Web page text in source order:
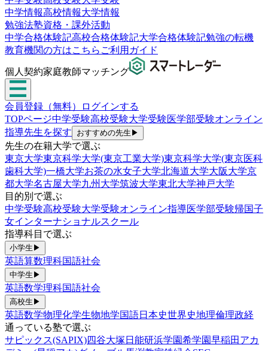
中学情報高校情報大学情報
勉強法塾資格・課外活動
中学合格体験記高校合格体験記大学合格体験記勉強の転機
教育機関の方はこちら ご利用ガイド
個人契約家庭教師マッチング
会員登録（無料）
ログインする
TOPページ中学受験高校受験大学受験医学部受験オンライン
指導先生を探す おすすめの先生 ▶
先生の在籍大学で選ぶ
東京大学東京科学大学(東京工業大学)東京科学大学(東京医科
歯科大学)一橋大学お茶の水女子大学北海道大学大阪大学京
都大学名古屋大学九州大学筑波大学東北大学神戸大学
目的別で選ぶ
中学受験高校受験大学受験オンライン指導医学部受験帰国子
女インターナショナルスクール
指導科目で選ぶ
小学生 ▶
英語算数理科国語社会
中学生 ▶
英語数学理科国語社会
高校生 ▶
英語数学物理化学生物地学国語日本史世界史地理倫理政経
通っている塾で選ぶ
サピックス(SAPIX)四谷大塚 日能研浜学園希学園早稲田アカ